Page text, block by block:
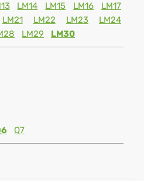
LM14 LM15 LM16
LM17
LM21 LM22 LM23
LM24
LM29 LM30
Q7